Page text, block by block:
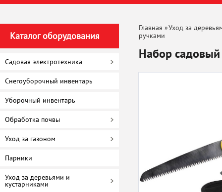
Каталог оборудования
Садовая электротехника
Снегоуборочный инвентарь
Уборочный инвентарь
Обработка почвы
Уход за газоном
Парники
Уход за деревьями и
кустарниками
Главная »Уход за
ручками
Набор